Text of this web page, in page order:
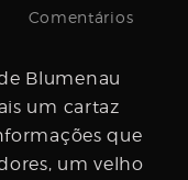
Comentários
Blumenau
um cartaz
que
um velho